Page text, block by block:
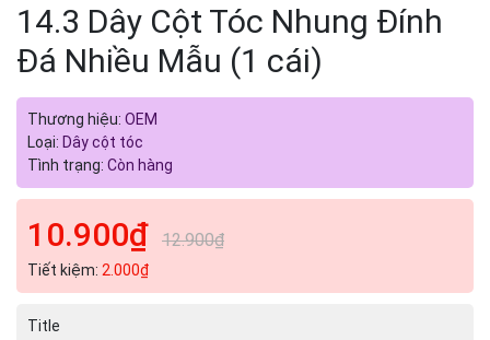
14.3 Dây Cột Tóc Nhung Đính
Đá Nhiều Mẫu (1 cái)
Thương hiệu: OEM
Loại: Dây cột tóc
Tình trạng: Còn hàng
10.900₫ 12.900₫
Tiết kiệm: 2.000₫
Title